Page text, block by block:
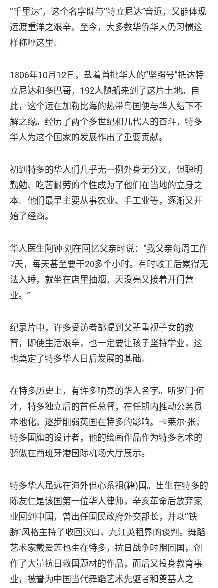
“千里达”，这个名字既与“特立尼达”音近，又能体现
远渡重洋之艰辛。至今，大多数华侨华人仍习惯这
样称呼这里。
1806年10月12日，载着首批华人的“坚强号”抵达特
立尼达和多巴哥，192人随船来到了这片土地。自
此，这个远在加勒比海的热带岛国便与华人结下不
解之缘。经历了两个多世纪和几代人的奋斗，特多
华人为这个国家的发展作出了重要贡献。
初到特多的华人们几乎无一例外身无分文，但聪明
勤勉、吃苦耐劳的个性成为了他们在当地的立身之
本。他们最早主要从事农业、手工业等，逐渐又开
始了经商。
华人医生阿钟·刘在回忆父亲时说：“我父亲每周工作
7天，每天甚至要干20多个小时。有时收工后累得无
法入睡，就坐在店里抽烟，天没亮又接着开门营
业。”
纪录片中，许多受访者都提到父辈重视子女的教
育，即使生活艰辛，也一定要让孩子坚持学业，这
也奠定了特多华人日后发展的基础。
在特多历史上，有许多响亮的华人名字。所罗门·何
才，特多独立后的首任总督，在任期内推动公务员
本地化，逐步削弱英国在特多的影响。卡莱尔·张，
特多国旗的设计者，他的绘画作品作为特多艺术的
骄傲在西班牙港国际机场大厅展示。
特多华人虽远在海外但心系祖(籍)国。出生在特多的
陈友仁是该国第一位华人律师，辛亥革命后放弃家
业回到中国，曾出任国民政府外交部长，并以“铁
腕”风格主持了收回汉口、九江英租界的谈判。舞蹈
艺术家戴爱莲也生在特多，抗日战争时期回国，创
作了大量抗日救国题材的作品，而后又投身教育事
业，被誉为中国当代舞蹈艺术先驱者和奠基人之